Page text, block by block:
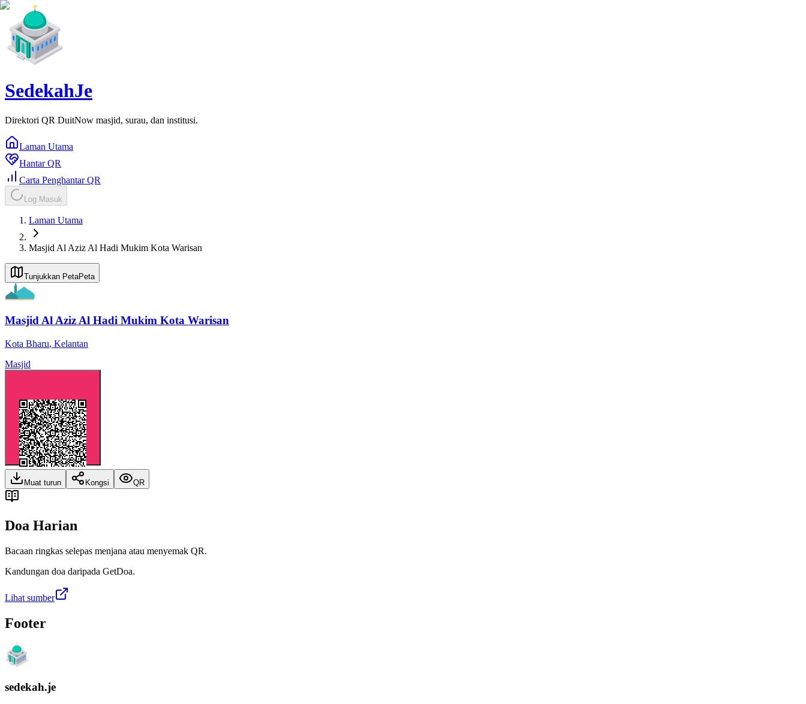
SedekahJe
Direktori QR DuitNow masjid, surau, dan institusi.
Laman Utama
Hantar QR
Carta Penghantar QR
Log Masuk
Laman Utama
Masjid Al Aziz Al Hadi Mukim Kota Warisan
Tunjukkan PetaPeta
Masjid Al Aziz Al Hadi Mukim Kota Warisan
Kota Bharu, Kelantan
Masjid
Muat turun Kongsi QR
Doa Harian
Bacaan ringkas selepas menjana atau menyemak QR.
Kandungan doa daripada GetDoa.
Lihat sumber
Footer
sedekah.je